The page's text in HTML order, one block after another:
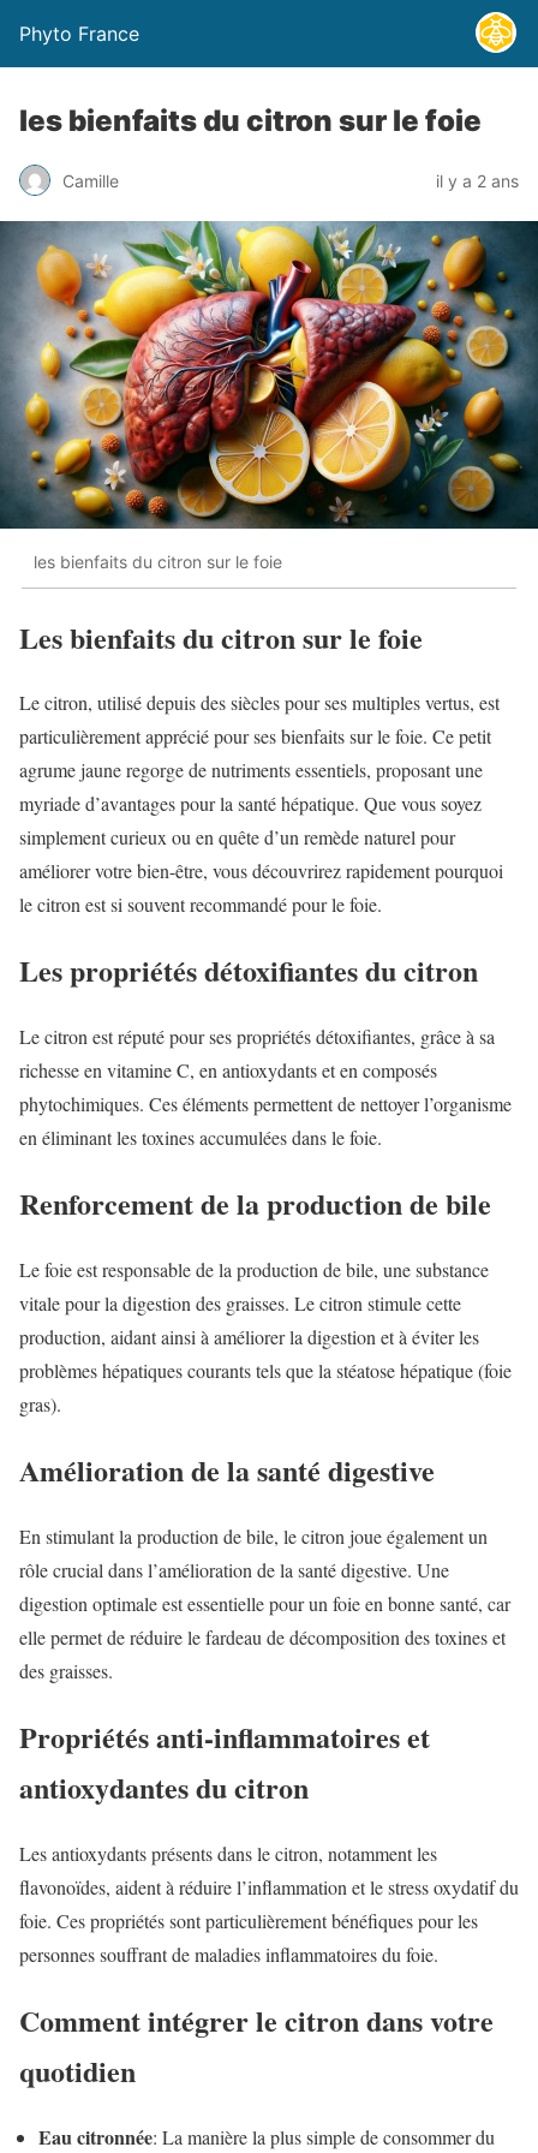
Phyto France
les bienfaits du citron sur le foie
Camille il y a 2 ans
les bienfaits du citron sur le foie
Les bienfaits du citron sur le foie
Le citron, utilisé depuis des siècles pour ses multiples vertus, est
particulièrement apprécié pour ses bienfaits sur le foie. Ce petit
agrume jaune regorge de nutriments essentiels, proposant une
myriade d’avantages pour la santé hépatique. Que vous soyez
simplement curieux ou en quête d’un remède naturel pour
améliorer votre bien-être, vous découvrirez rapidement pourquoi
le citron est si souvent recommandé pour le foie.
Les propriétés détoxifiantes du citron
Le citron est réputé pour ses propriétés détoxifiantes, grâce à sa
richesse en vitamine C, en antioxydants et en composés
phytochimiques. Ces éléments permettent de nettoyer l’organisme
en éliminant les toxines accumulées dans le foie.
Renforcement de la production de bile
Le foie est responsable de la production de bile, une substance
vitale pour la digestion des graisses. Le citron stimule cette
production, aidant ainsi à améliorer la digestion et à éviter les
problèmes hépatiques courants tels que la stéatose hépatique (foie
gras).
Amélioration de la santé digestive
En stimulant la production de bile, le citron joue également un
rôle crucial dans l’amélioration de la santé digestive. Une
digestion optimale est essentielle pour un foie en bonne santé, car
elle permet de réduire le fardeau de décomposition des toxines et
des graisses.
Propriétés anti-inflammatoires et
antioxydantes du citron
Les antioxydants présents dans le citron, notamment les
flavonoïdes, aident à réduire l’inflammation et le stress oxydatif du
foie. Ces propriétés sont particulièrement bénéfiques pour les
personnes souffrant de maladies inflammatoires du foie.
Comment intégrer le citron dans votre
quotidien
Eau citronnée: La manière la plus simple de consommer du